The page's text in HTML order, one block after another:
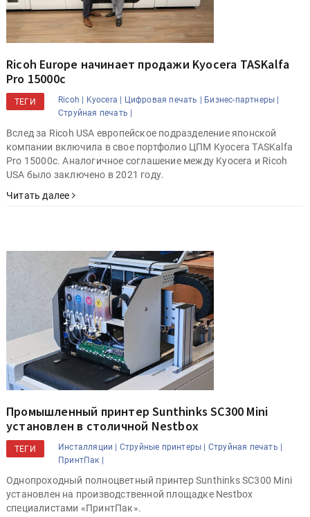
Ricoh Europe начинает продажи Kyocera TASKalfa
Pro 15000c
ТЕГИ Ricoh | Kyocera | Цифровая печать | Бизнес-партнеры |
Струйная печать |
Вслед за Ricoh USA европейское подразделение японской
компании включила в свое портфолио ЦПМ Kyocera TASKalfa
Pro 15000c. Аналогичное соглашение между Kyocera и Ricoh
USA было заключено в 2021 году.
Читать далее
Промышленный принтер Sunthinks SC300 Mini
установлен в столичной Nestbox
ТЕГИ Инсталляции | Струйные принтеры |
Струйная печать |
ПринтПак |
Однопроходный полноцветный принтер Sunthinks SC300 Mini
установлен на производственной площадке Nestbox
специалистами «ПринтПак».